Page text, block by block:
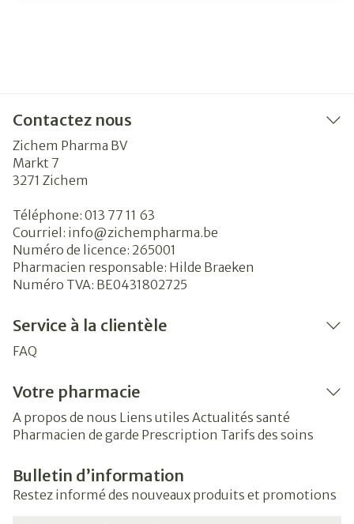
Contactez nous
Zichem Pharma BV
Markt 7
3271 Zichem
Téléphone: 013 77 11 63
Courriel: info@zichempharma.be
Numéro de licence: 265001
Pharmacien responsable: Hilde Braeken
Numéro TVA: BE0431802725
Service à la clientèle
FAQ
Votre pharmacie
A propos de nous Liens utiles Actualités santé
Pharmacien de garde Prescription Tarifs des soins
Bulletin d’information
Restez informé des nouveaux produits et promotions